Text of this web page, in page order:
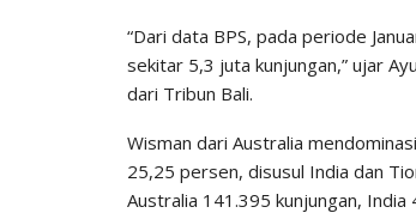
“Dari data BPS, pada periode
sekitar 5,3 juta kunjungan,” ujar
dari Tribun Bali.
Wisman dari Australia
25,25 persen, disusul India dan
Australia 141.395 kunjungan, India